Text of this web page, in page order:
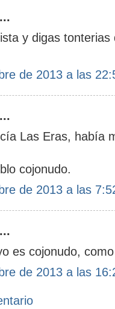
y digas
de 2013 a las
Las Eras, había
cojonudo.
de 2013 a las
es cojonudo,
de 2013 a las